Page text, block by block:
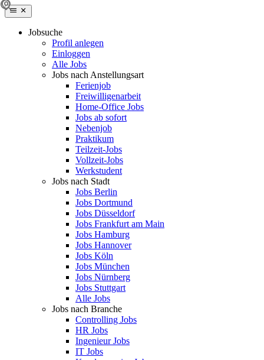
Jobsuche
Profil anlegen
Einloggen
Alle Jobs
Jobs nach Anstellungsart
Ferienjob
Freiwilligenarbeit
Home-Office Jobs
Jobs ab sofort
Nebenjob
Praktikum
Teilzeit-Jobs
Vollzeit-Jobs
Werkstudent
Jobs nach Stadt
Jobs Berlin
Jobs Dortmund
Jobs Düsseldorf
Jobs Frankfurt am Main
Jobs Hamburg
Jobs Hannover
Jobs Köln
Jobs München
Jobs Nürnberg
Jobs Stuttgart
Alle Jobs
Jobs nach Branche
Controlling Jobs
HR Jobs
Ingenieur Jobs
IT Jobs